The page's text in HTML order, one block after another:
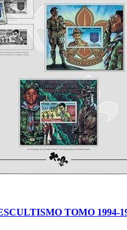
TOMO 1994-